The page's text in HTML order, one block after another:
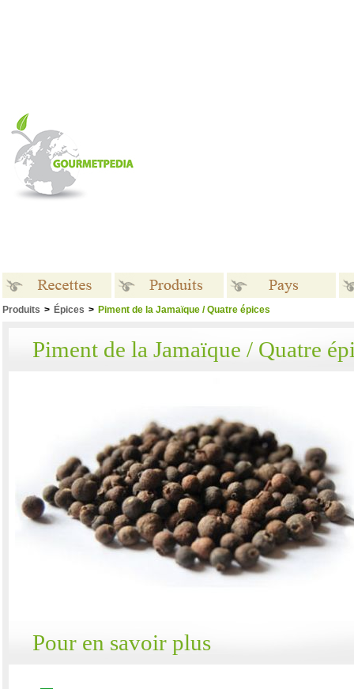
Produits > Épices > Piment de la Jamaïque / Quatre épices
Piment de la Jamaïque / Quatre
Pour en savoir plus